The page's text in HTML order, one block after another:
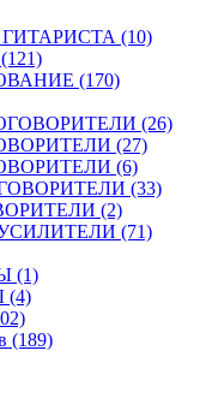
(10)
(170)
(26)
(27)
(6)
(33)
(2)
(71)
(1)
(189)